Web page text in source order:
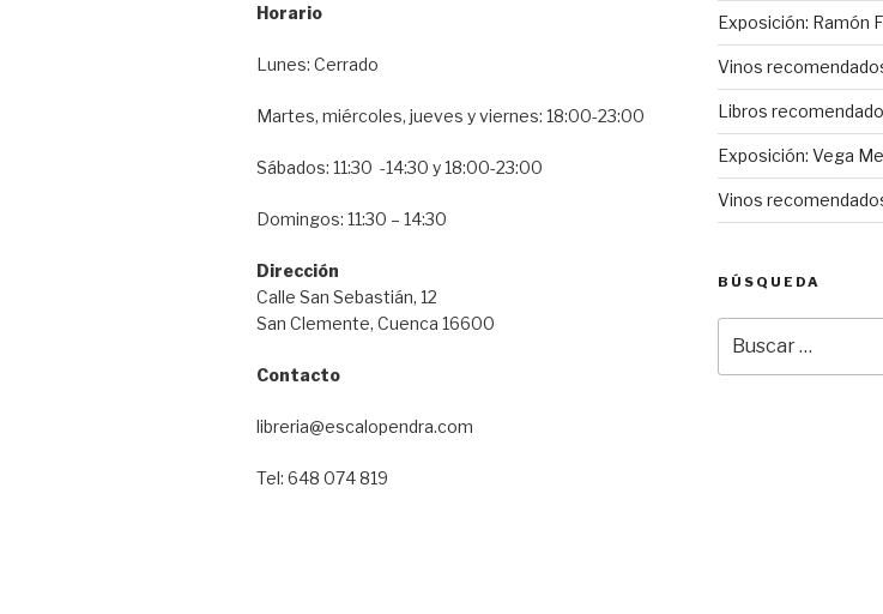
Horario
Lunes: Cerrado
Martes, miércoles, jueves y viernes: 18:00-23:00
Sábados: 11:30 -14:30 y 18:00-23:00
Domingos: 11:30 – 14:30
Dirección
Calle San Sebastián, 12
San Clemente, Cuenca 16600
Contacto
libreria@escalopendra.com
Tel: 648 074 819
Exposición: Ramón
Vinos
Libros
Exposición: Vega
Vinos
BÚSQUEDA
por: